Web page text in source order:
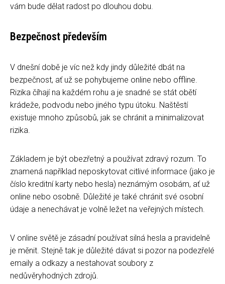
vám bude dělat radost po dlouhou dobu.
Bezpečnost především
V dnešní době je víc než kdy jindy důležité dbát na
bezpečnost, ať už se pohybujeme online nebo offline.
Rizika číhají na každém rohu a je snadné se stát obětí
krádeže, podvodu nebo jiného typu útoku. Naštěstí
existuje mnoho způsobů, jak se chránit a minimalizovat
rizika.
Základem je být obezřetný a používat zdravý rozum. To
znamená například neposkytovat citlivé informace (jako je
číslo kreditní karty nebo hesla) neznámým osobám, ať už
online nebo osobně. Důležité je také chránit své osobní
údaje a nenechávat je volně ležet na veřejných místech.
V online světě je zásadní používat silná hesla a pravidelně
je měnit. Stejně tak je důležité dávat si pozor na podezřelé
emaily a odkazy a nestahovat soubory z
nedůvěryhodných zdrojů.